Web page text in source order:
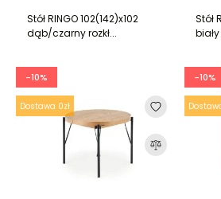
Stół RINGO 102(142)x102
dąb/czarny rozkł...
Stół
-10%
Dostawa 0zł
-10%